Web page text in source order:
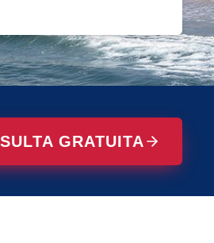
GRATUITA